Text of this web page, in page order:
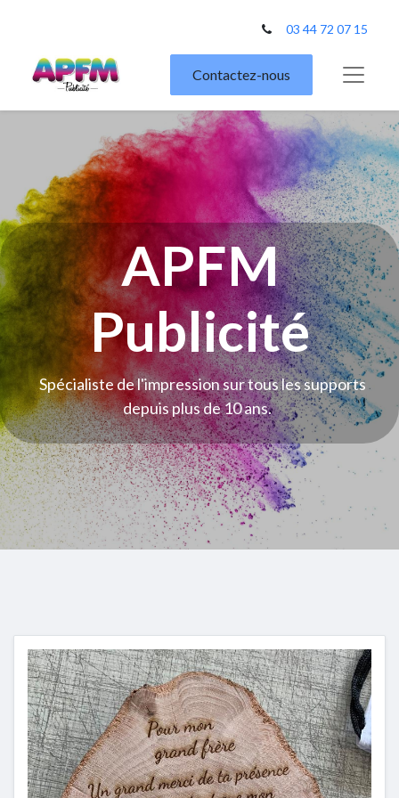
03 44 72 07 15
Contactez-nous
APFM
Publicité
Spécialiste de l'impression sur tous les supports
depuis plus de 10 ans.